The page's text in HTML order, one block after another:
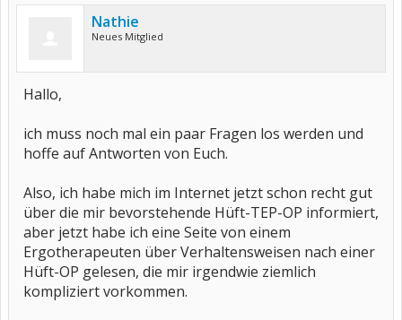
Nathie
Neues Mitglied
Hallo,
ich muss noch mal ein paar Fragen los werden und
hoffe auf Antworten von Euch.
Also, ich habe mich im Internet jetzt schon recht gut
über die mir bevorstehende Hüft-TEP-OP informiert,
aber jetzt habe ich eine Seite von einem
Ergotherapeuten über Verhaltensweisen nach einer
Hüft-OP gelesen, die mir irgendwie ziemlich
kompliziert vorkommen.